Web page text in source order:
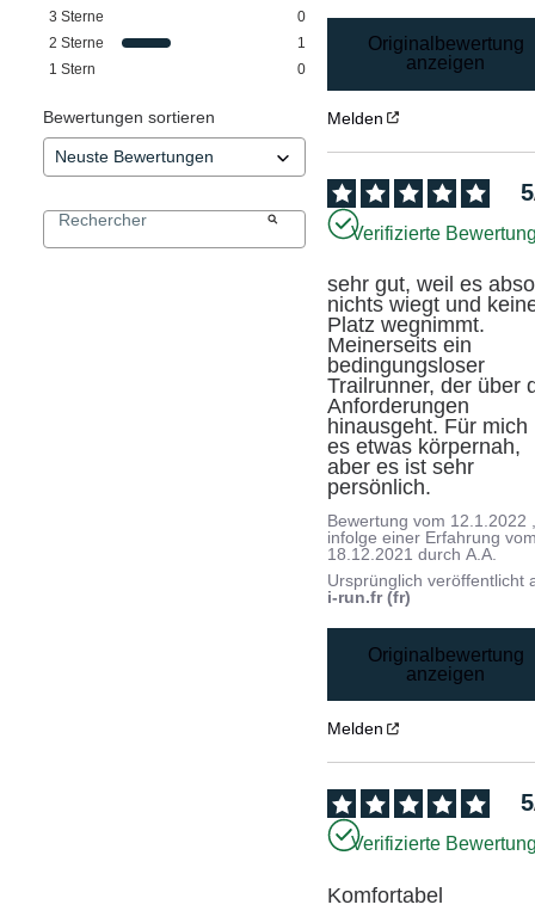
3 Sterne
0
2 Sterne
1
1 Stern 0
Bewertungen sortieren
Originalbewertung
anzeigen
Melden
5
Verifizierte
sehr gut, weil es
nichts wiegt und
Platz wegnimmt.
Meinerseits ein
bedingungsloser
Trailrunner, der über
Anforderungen
hinausgeht. Für mich
es etwas körpernah,
aber es ist sehr
persönlich.
Bewertung vom 12.1.2022
infolge einer Erfahrung
18.12.2021 durchA.A.
Ursprünglich veröffentlicht
i-run.fr (fr)
Originalbewertung
anzeigen
Melden
5
Verifizierte
Komfortabel